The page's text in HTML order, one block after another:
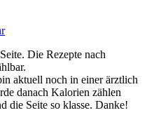
Die Rezepte nach
aktuell noch in einer ärztlich
danach Kalorien zählen
die Seite so klasse. Danke!